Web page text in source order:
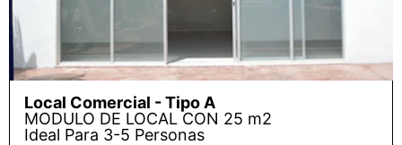
Local Comercial - Tipo A
MODULO DE LOCAL CON 25 m2
Ideal Para 3-5 Personas